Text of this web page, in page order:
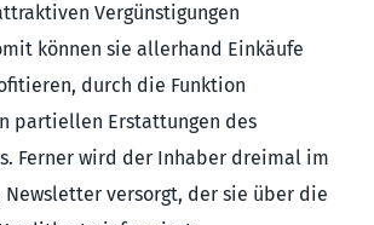
Vergünstigungen
können sie allerhand Einkäufe
durch die Funktion
partiellen Erstattungen des
Ferner wird der Inhaber dreimal im
Newsletter versorgt, der sie über die